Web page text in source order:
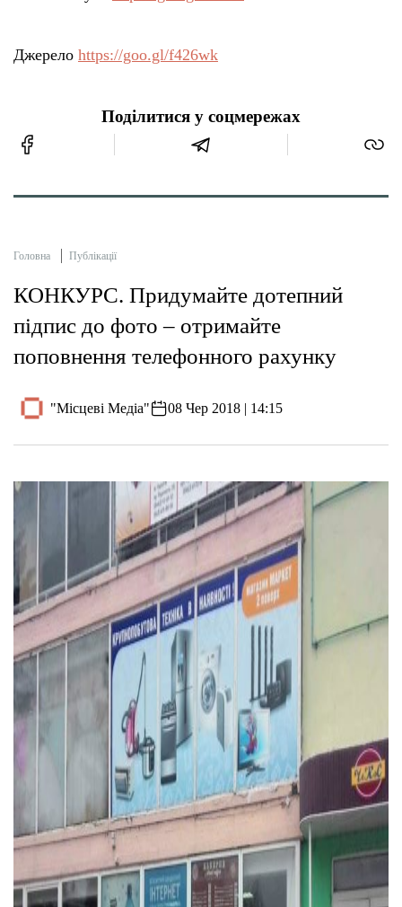
Джерело https://goo.gl/f426wk
Поділитися у соцмережах
Головна Публікації
КОНКУРС. Придумайте дотепний
підпис до фото – отримайте
поповнення телефонного рахунку
"Місцеві Медіа" 08 Чер 2018 | 14:15